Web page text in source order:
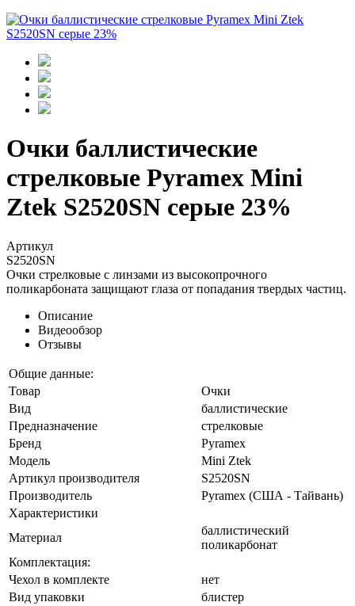
Очки баллистические
стрелковые Pyramex Mini
Ztek S2520SN серые 23%
Артикул
S2520SN
Очки стрелковые с линзами из высокопрочного
поликарбоната защищают глаза от попадания твердых частиц.
Описание
Видеообзор
Отзывы
Общие данные:
Товар
Очки
Вид
баллистические
Предназначение
стрелковые
Бренд
Pyramex
Модель
Mini Ztek
Артикул производителя
S2520SN
Производитель
Pyramex (США - Тайвань)
Характеристики
Материал
баллистический
поликарбонат
Комплектация:
Чехол в комплекте
нет
Вид упаковки
блистер